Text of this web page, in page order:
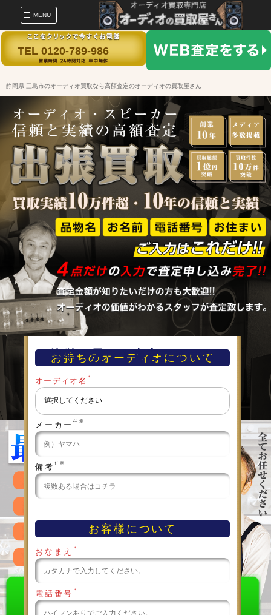
MENU
TEL 0120-789-986
静岡県 三島市のオーディオ買取なら高額査定のオーディオの買取屋さん
簡単！早い！査定フォーム
お持ちのオーディオについて
オーディオ名 ＊
メーカー 任意
備考 任意
お客様について
おなまえ ＊
電話番号 ＊0120-789-986